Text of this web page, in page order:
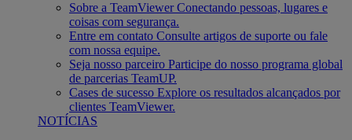
Sobre a TeamViewer Conectando pessoas, lugares e
coisas com segurança.
Entre em contato Consulte artigos de suporte ou fale
com nossa equipe.
Seja nosso parceiro Participe do nosso programa global
de parcerias TeamUP.
Cases de sucesso Explore os resultados alcançados por
clientes TeamViewer.
NOTÍCIAS